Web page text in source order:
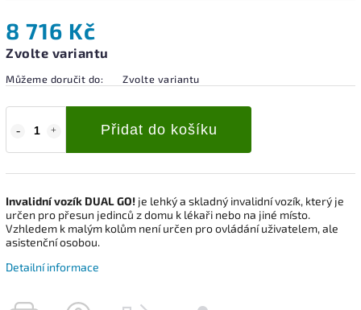
8 716 Kč
Zvolte variantu
Můžeme doručit do: Zvolte variantu
Přidat do košíku
Invalidní vozík DUAL GO! je lehký a skladný invalidní vozík, který je
určen pro přesun jedinců z domu k lékaři nebo na jiné místo.
Vzhledem k malým kolům není určen pro ovládání uživatelem, ale
asistenční osobou.
Detailní informace